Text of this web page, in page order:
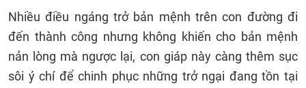
Nhiều điều ngáng trở bản mệnh trên con đường đi
đến thành công nhưng không khiến cho bản mệnh
nản lòng mà ngược lại, con giáp này càng thêm sục
sôi ý chí để chinh phục những trở ngại đang tồn tại